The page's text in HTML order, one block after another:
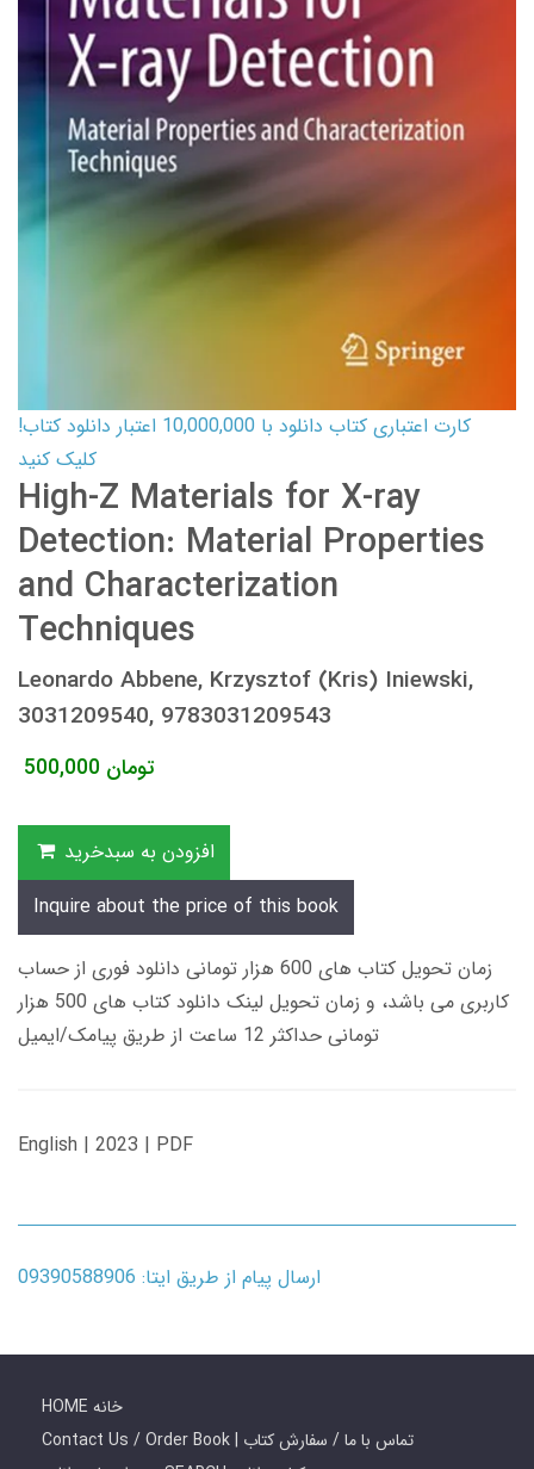
کارت اعتباری کتاب دانلود با 10,000,000 اعتبار دانلود کتاب!
کلیک کنید
High-Z Materials for X-ray
Detection: Material Properties
and Characterization
Techniques
Leonardo Abbene, Krzysztof (Kris) Iniewski,
3031209540, 9783031209543
500,000 تومان
افزودن به سبدخرید
Inquire about the price of this book
زمان تحویل کتاب های 600 هزار تومانی دانلود فوری از حساب
کاربری می باشد، و زمان تحویل لینک دانلود کتاب های 500 هزار
تومانی حداکثر 12 ساعت از طریق پیامک/ایمیل
English | 2023 | PDF
ارسال پیام از طریق ایتا: 09390588906
HOME خانه
Contact Us / Order Book | تماس با ما / سفارش کتاب